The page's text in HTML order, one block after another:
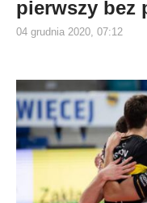
pierwszy bez
04 grudnia 2020, 07:12